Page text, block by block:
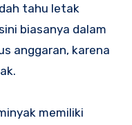
tahu letak
biasanya dalam
anggaran, karena
memiliki